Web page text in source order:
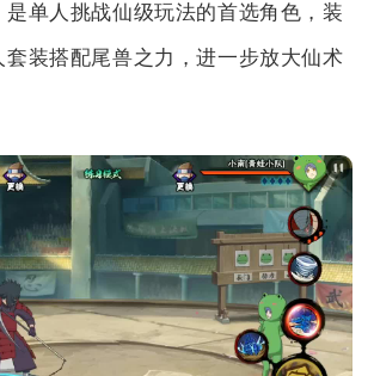
单人挑战仙级玩法的首选角色，装
套装搭配尾兽之力，进一步放大仙术